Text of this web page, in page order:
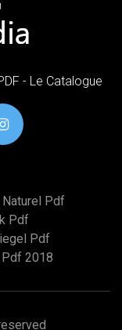
- Le Catalogue
Naturel Pdf
Pdf
Pdf
Pdf 2018